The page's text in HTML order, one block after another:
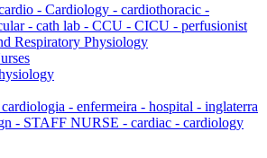
- Cardiology - cardiothoracic -
- cath lab - CCU - CICU - perfusionist
Respiratory Physiology
- enfermeira - hospital - inglaterra
- STAFF NURSE - cardiac - cardiology